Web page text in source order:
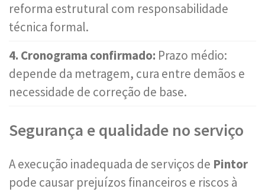
reforma estrutural com responsabilidade
técnica formal.
4. Cronograma confirmado: Prazo médio:
depende da metragem, cura entre demãos e
necessidade de correção de base.
Segurança e qualidade no serviço
A execução inadequada de serviços de Pintor
pode causar prejuízos financeiros e riscos à